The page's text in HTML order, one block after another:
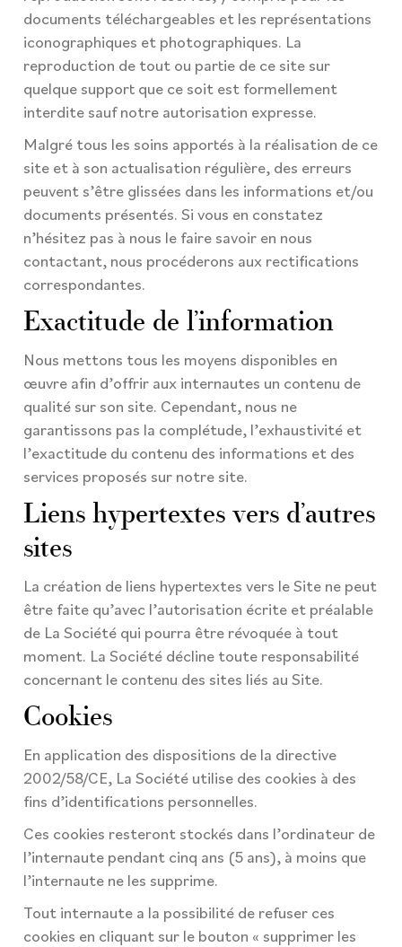
documents téléchargeables et les représentations
iconographiques et photographiques. La
reproduction de tout ou partie de ce site sur
quelque support que ce soit est formellement
interdite sauf notre autorisation expresse.
Malgré tous les soins apportés à la réalisation de ce
site et à son actualisation régulière, des erreurs
peuvent s’être glissées dans les informations et/ou
documents présentés. Si vous en constatez
n’hésitez pas à nous le faire savoir en nous
contactant, nous procéderons aux rectifications
correspondantes.
Exactitude de l’information
Nous mettons tous les moyens disponibles en
œuvre afin d’offrir aux internautes un contenu de
qualité sur son site. Cependant, nous ne
garantissons pas la complétude, l’exhaustivité et
l’exactitude du contenu des informations et des
services proposés sur notre site.
Liens hypertextes vers d’autres
sites
La création de liens hypertextes vers le Site ne peut
être faite qu’avec l’autorisation écrite et préalable
de La Société qui pourra être révoquée à tout
moment. La Société décline toute responsabilité
concernant le contenu des sites liés au Site.
Cookies
En application des dispositions de la directive
2002/58/CE, La Société utilise des cookies à des
fins d’identifications personnelles.
Ces cookies resteront stockés dans l’ordinateur de
l’internaute pendant cinq ans (5 ans), à moins que
l’internaute ne les supprime.
Tout internaute a la possibilité de refuser ces
cookies en cliquant sur le bouton « supprimer les